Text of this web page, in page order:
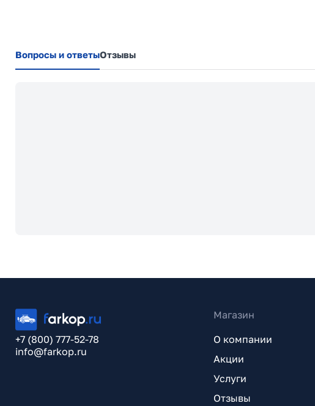
Вопросы и ответыОтзывы
+7 (800) 777-52-78
info@farkop.ru
Магазин
О компании
Акции
Услуги
Отзывы